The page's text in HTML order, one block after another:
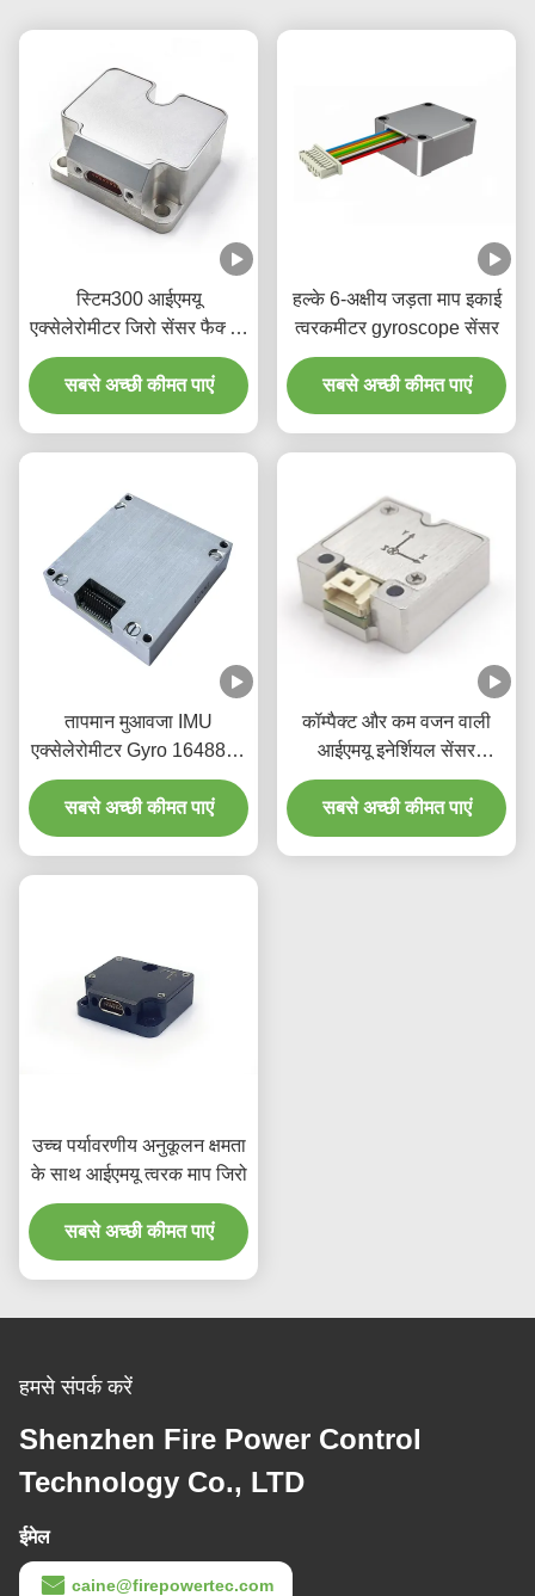
स्टिम300 आईएमयू
एक्सेलेरोमीटर जिरो सेंसर फैक्टरी
आपूर्ति
सबसे अच्छी कीमत पाएं
हल्के 6-अक्षीय जड़ता माप इकाई
त्वरकमीटर gyroscope सेंसर
सबसे अच्छी कीमत पाएं
तापमान मुआवजा IMU
एक्सेलेरोमीटर Gyro 16488-C
3 अक्ष
सबसे अच्छी कीमत पाएं
कॉम्पैक्ट और कम वजन वाली
आईएमयू इनेर्शियल सेंसर
इनेर्शियल माप इकाई
सबसे अच्छी कीमत पाएं
उच्च पर्यावरणीय अनुकूलन क्षमता
के साथ आईएमयू त्वरक माप जिरो
सबसे अच्छी कीमत पाएं
हमसे संपर्क करें
Shenzhen Fire Power Control
Technology Co., LTD
ईमेल
caine@firepowertec.com